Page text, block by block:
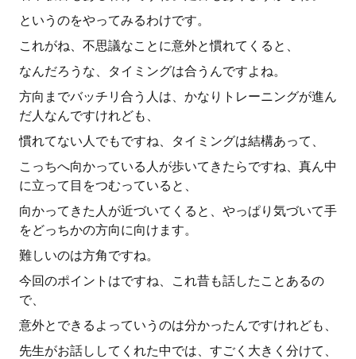
というのをやってみるわけです。
これがね、不思議なことに意外と慣れてくると、
なんだろうな、タイミングは合うんですよね。
方向までバッチリ合う人は、かなりトレーニングが進ん
だ人なんですけれども、
慣れてない人でもですね、タイミングは結構あって、
こっちへ向かっている人が歩いてきたらですね、真ん中
に立って目をつむっていると、
向かってきた人が近づいてくると、やっぱり気づいて手
をどっちかの方向に向けます。
難しいのは方角ですね。
今回のポイントはですね、これ昔も話したことあるの
で、
意外とできるよっていうのは分かったんですけれども、
先生がお話ししてくれた中では、すごく大きく分けて、